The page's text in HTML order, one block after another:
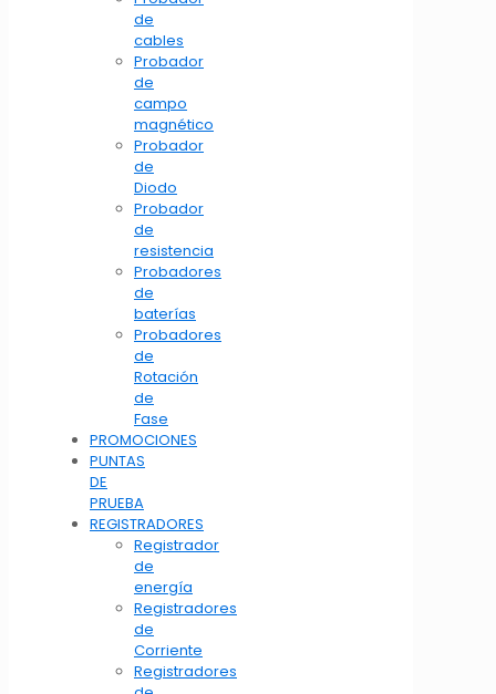
de
cables
Probador
de
campo
magnético
Probador
de
Diodo
Probador
de
resistencia
Probadores
de
baterías
Probadores
de
Rotación
de
Fase
PROMOCIONES
PUNTAS
DE
PRUEBA
REGISTRADORES
Registrador
de
energía
Registradores
de
Corriente
Registradores